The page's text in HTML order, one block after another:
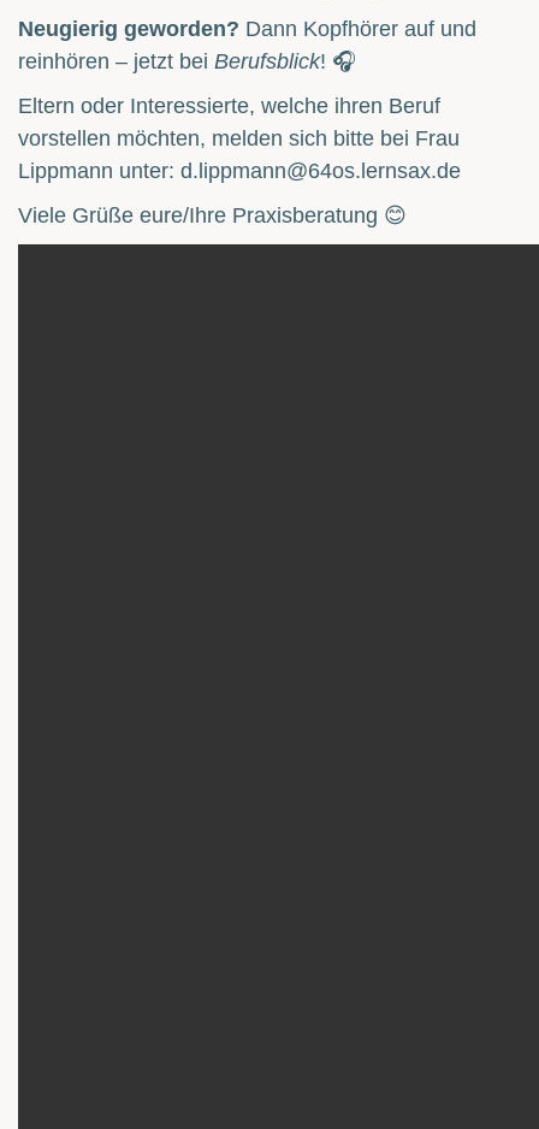
Neugierig geworden? Dann Kopfhörer auf und
reinhören – jetzt bei Berufsblick! 🎧
Eltern oder Interessierte, welche ihren Beruf
vorstellen möchten, melden sich bitte bei Frau
Lippmann unter: d.lippmann@64os.lernsax.de
Viele Grüße eure/Ihre Praxisberatung 😊